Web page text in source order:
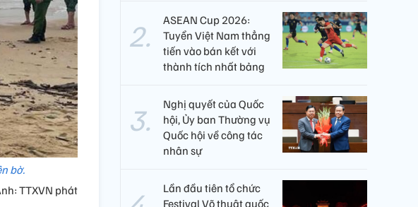
bờ.
TTXVN phát
ASEAN Cup 2026:
Tuyển Việt Nam thẳng
tiến vào bán kết với
thành tích nhất bảng
Nghị quyết của Quốc
hội, Ủy ban Thường vụ
Quốc hội về công tác
nhân sự
Lần đầu tiên tổ chức
Festival Võ thuật quốc